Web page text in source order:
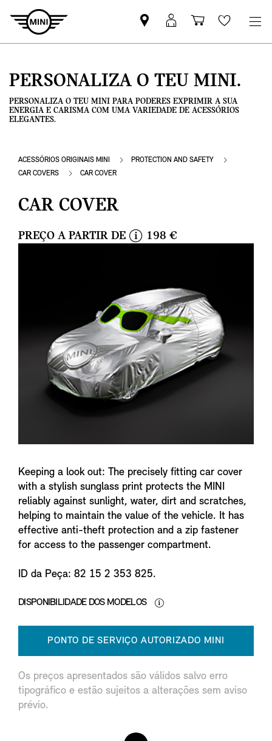
Pesquisar
parceiro
Iniciar
sessão
Carrinho
de
Wishlist
PERSONALIZA O TEU MINI.
PERSONALIZA O TEU MINI PARA PODERES EXPRIMIR A SUA
ENERGIA E CARISMA COM UMA VARIEDADE DE ACESSÓRIOS
ELEGANTES.
ACESSÓRIOS ORIGINAIS MINI
PROTECTION AND SAFETY
CAR COVERS
CAR COVER
CAR COVER
PREÇO A PARTIR DE
o
198 €
Keeping a look out: The precisely fitting car cover
with a stylish sunglass print protects the MINI
reliably against sunlight, water, dirt and scratches,
helping to maintain the value of the vehicle. It has
effective anti-theft protection and a zip fastener
for access to the passenger compartment.
ID da Peça: 82 15 2 353 825.
DISPONIBILIDADE DOS MODELOS
PONTO DE SERVIÇO AUTORIZADO MINI
Os preços apresentados são válidos salvo erro
tipográfico e estão sujeitos a alterações sem aviso
prévio.